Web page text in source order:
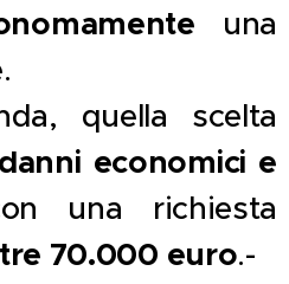
una
quella scelta
danni economici e
una richiesta
70.000 euro.-